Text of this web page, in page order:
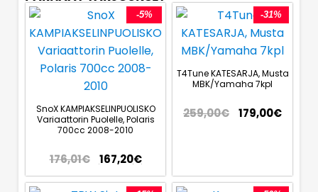
-5%
SnoX KAMPIAKSELINPUOLISKO
Variaattorin Puolelle, Polaris
700cc 2008-2010
176,01€ 167,20€
-31%
T4Tune KATESARJA, Musta
MBK/Yamaha 7kpl
259,00€ 179,00€